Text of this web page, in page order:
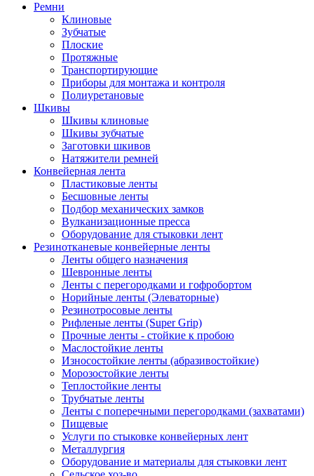
Ремни
Клиновые
Зубчатые
Плоские
Протяжные
Транспортирующие
Приборы для монтажа и контроля
Полиуретановые
Шкивы
Шкивы клиновые
Шкивы зубчатые
Заготовки шкивов
Натяжители ремней
Конвейерная лента
Пластиковые ленты
Бесшовные ленты
Подбор механических замков
Вулканизационные пресса
Оборудование для стыковки лент
Резинотканевые конвейерные ленты
Ленты общего назначения
Шевронные ленты
Ленты с перегородками и гофробортом
Норийные ленты (Элеваторные)
Резинотросовые ленты
Рифленые ленты (Super Grip)
Прочные ленты - стойкие к пробою
Маслостойкие ленты
Износостойкие ленты (абразивостойкие)
Морозостойкие ленты
Теплостойкие ленты
Трубчатые ленты
Ленты с поперечными перегородками (захватами)
Пищевые
Услуги по стыковке конвейерных лент
Металлургия
Оборудование и материалы для стыковки лент